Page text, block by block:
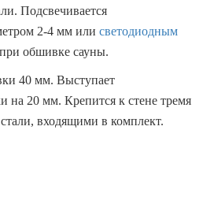
Подсвечивается
2-4 мм или светодиодным
обшивке сауны.
40 мм. Выступает
на 20 мм. Крепится к стене тремя
входящими в комплект.